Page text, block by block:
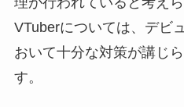
VTuberについては、デビ
おいて十分な対策が講じ
す。